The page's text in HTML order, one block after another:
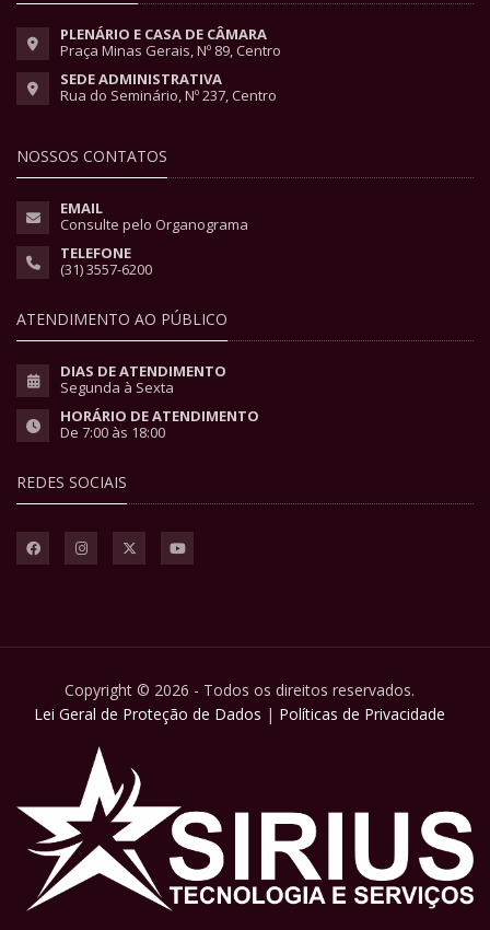
PLENÁRIO E CASA DE CÂMARA
Praça Minas Gerais, Nº 89, Centro
SEDE ADMINISTRATIVA
Rua do Seminário, Nº 237, Centro
NOSSOS CONTATOS
EMAIL
Consulte pelo Organograma
TELEFONE
(31) 3557-6200
ATENDIMENTO AO PÚBLICO
DIAS DE ATENDIMENTO
Segunda à Sexta
HORÁRIO DE ATENDIMENTO
De 7:00 às 18:00
REDES SOCIAIS
Copyright © 2026 - Todos os direitos reservados.
Lei Geral de Proteção de Dados | Políticas de Privacidade